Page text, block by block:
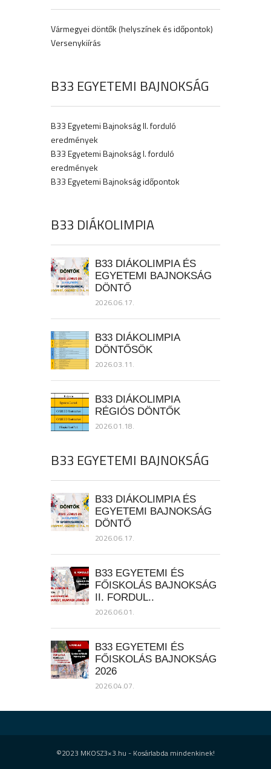
Vármegyei döntők (helyszínek és időpontok)
Versenykiírás
B33 EGYETEMI BAJNOKSÁG
B33 Egyetemi Bajnokság II. forduló
eredmények
B33 Egyetemi Bajnokság I. forduló
eredmények
B33 Egyetemi Bajnokság időpontok
B33 DIÁKOLIMPIA
B33 DIÁKOLIMPIA ÉS
EGYETEMI BAJNOKSÁG
DÖNTŐ
2026.06.17.
B33 DIÁKOLIMPIA
DÖNTŐSÖK
2026.03.11.
B33 DIÁKOLIMPIA
RÉGIÓS DÖNTŐK
2026.01.18.
B33 EGYETEMI BAJNOKSÁG
B33 DIÁKOLIMPIA ÉS
EGYETEMI BAJNOKSÁG
DÖNTŐ
2026.06.17.
B33 EGYETEMI ÉS
FŐISKOLÁS BAJNOKSÁG
II. FORDUL..
2026.06.01.
B33 EGYETEMI ÉS
FŐISKOLÁS BAJNOKSÁG
2026
2026.04.07.
©2023 MKOSZ3×3.hu - Kosárlabda mindenkinek!